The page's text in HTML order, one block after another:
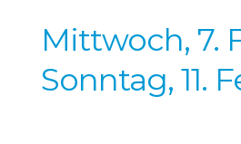
Mittwoch, 7.
Sonntag, 11.